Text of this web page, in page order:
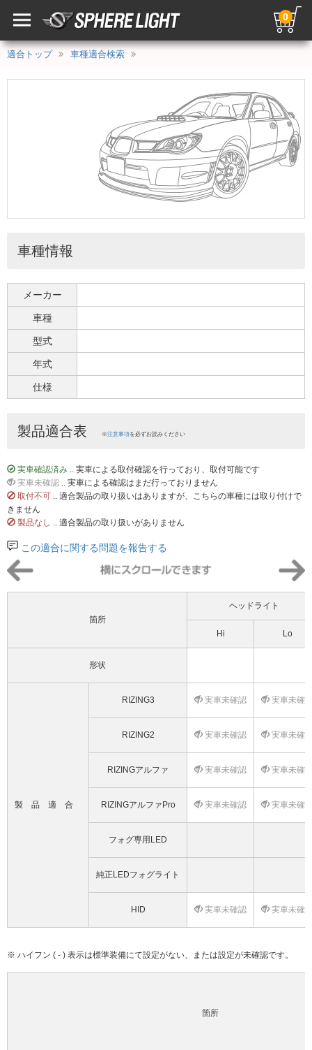
0
適合トップ 車種適合検索
車種情報
メーカー
車種
型式
年式
仕様
製品適合表 ※注意事項を必ずお読みください
実車確認済み .. 実車による取付確認を行っており、取付可能です
実車未確認 .. 実車による確認はまだ行っておりません
取付不可 .. 適合製品の取り扱いはありますが、こちらの車種には取り付けで
きません
製品なし .. 適合製品の取り扱いがありません
この適合に関する問題を報告する
箇所
ヘッドライト
Hi Lo
形状
製品適合
RIZING3 実車未確認 実車未確
RIZING2 実車未確認 実車未確
RIZINGアルファ 実車未確認 実車未確
RIZINGアルファPro 実車未確認 実車未確
フォグ専用LED
純正LEDフォグライト
HID 実車未確認 実車未確
※ ハイフン ( - ) 表示は標準装備にて設定がない、または設定が未確認です。
箇所